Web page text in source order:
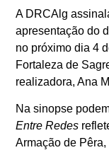
A DRCAlg
apresentação do
no próximo dia 4
Fortaleza de
realizadora, Ana
Na sinopse
Entre Redes
Armação de